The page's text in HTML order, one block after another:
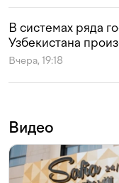
В системах ряда
Узбекистана
Вчера, 19:18
Видео